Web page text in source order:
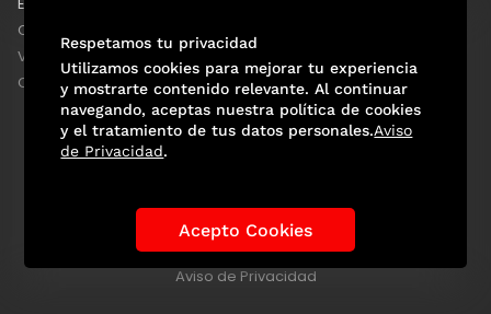
Clase
ViveUSA
Confabulario
Historia de los Mundiales Lo viral Anécdotas Mundialistas
Las Figuras Tendencias Directorio
Aviso de Privacidad
Respetamos tu privacidad
Utilizamos cookies para mejorar tu experiencia
y mostrarte contenido relevante. Al continuar
navegando, aceptas nuestra política de cookies
y el tratamiento de tus datos personales.Aviso
de Privacidad.
Acepto Cookies